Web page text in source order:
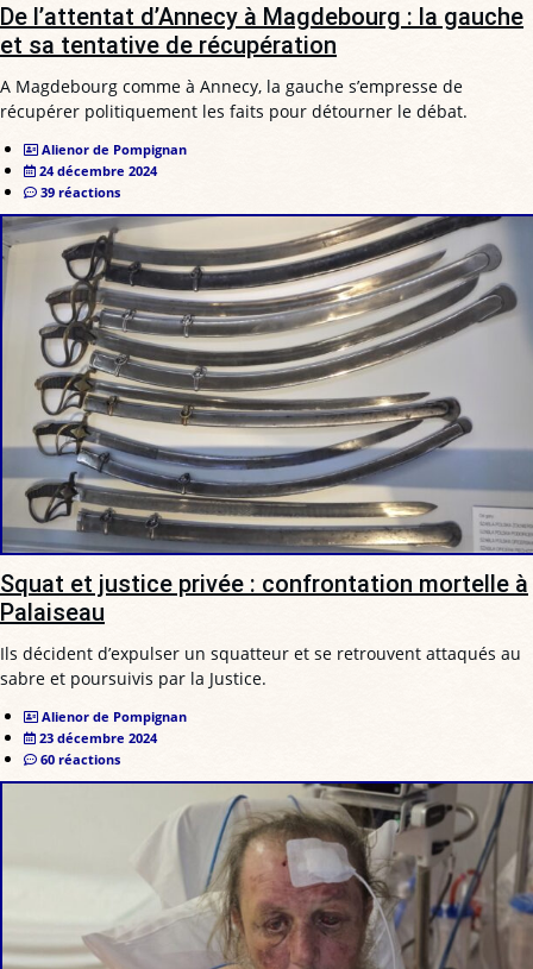
De l’attentat d’Annecy à Magdebourg : la gauche
et sa tentative de récupération
A Magdebourg comme à Annecy, la gauche s’empresse de
récupérer politiquement les faits pour détourner le débat.
Alienor de Pompignan
24 décembre 2024
39 réactions
Squat et justice privée : confrontation mortelle à
Palaiseau
Ils décident d’expulser un squatteur et se retrouvent attaqués au
sabre et poursuivis par la Justice.
Alienor de Pompignan
23 décembre 2024
60 réactions